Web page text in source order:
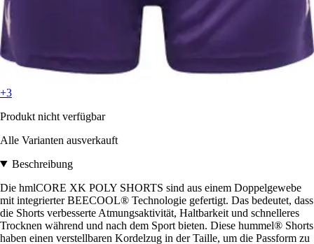
+3
Produkt nicht verfügbar
Alle Varianten ausverkauft
Beschreibung
Die hmlCORE XK POLY SHORTS sind aus einem Doppelgewebe
mit integrierter BEECOOL® Technologie gefertigt. Das bedeutet, dass
die Shorts verbesserte Atmungsaktivität, Haltbarkeit und schnelleres
Trocknen während und nach dem Sport bieten. Diese hummel® Shorts
haben einen verstellbaren Kordelzug in der Taille, um die Passform zu